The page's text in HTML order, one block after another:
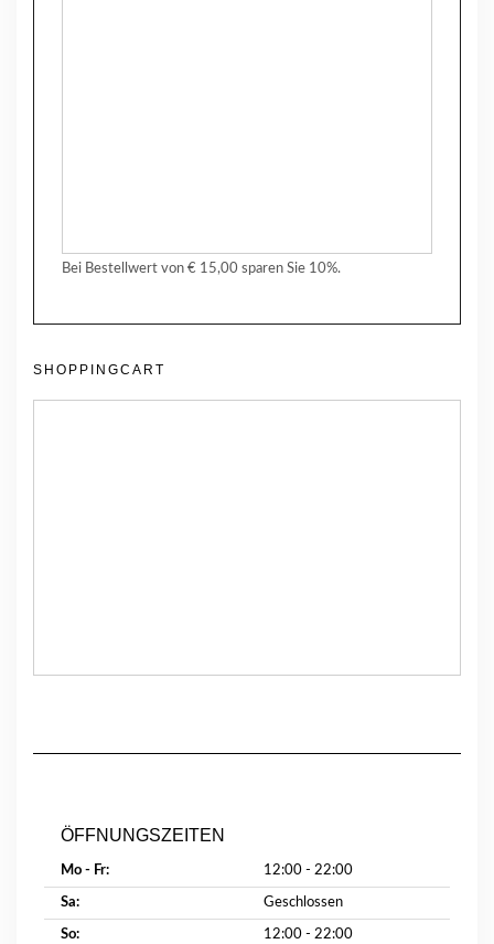
Bei Bestellwert von € 15,00 sparen Sie 10%.
SHOPPINGCART
ÖFFNUNGSZEITEN
Mo - Fr: 12:00 - 22:00
Sa: Geschlossen
So: 12:00 - 22:00